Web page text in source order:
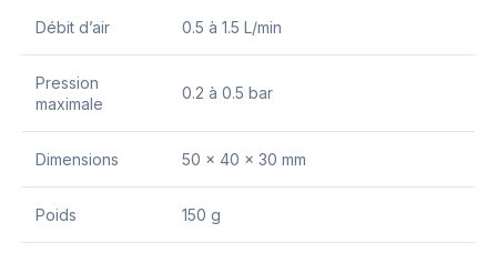
Débit d’air 0.5 à 1.5 L/min
Pression
maximale
0.2 à 0.5 bar
Dimensions 50 x 40 x 30 mm
Poids 150 g